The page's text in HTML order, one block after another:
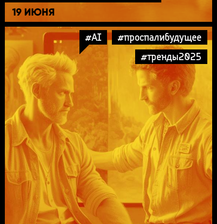
19 ИЮНЯ
#AI
#проспалибудущее
#тренды2025